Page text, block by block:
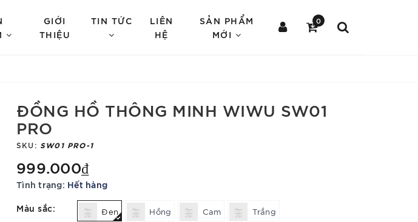
GIỚI
THIỆU
TIN TỨC
LIÊN
HỆ
SẢN PHẨM
MỚI
0
ĐỒNG HỒ THÔNG MINH WIWU SW01
PRO
SKU: SW01 PRO-1
999.000₫
Tình trạng: Hết hàng
Màu sắc: Đen Hồng Cam Trắng